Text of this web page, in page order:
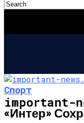
important-
Спорт
«Интер»